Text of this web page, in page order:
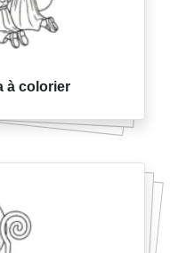
à colorier